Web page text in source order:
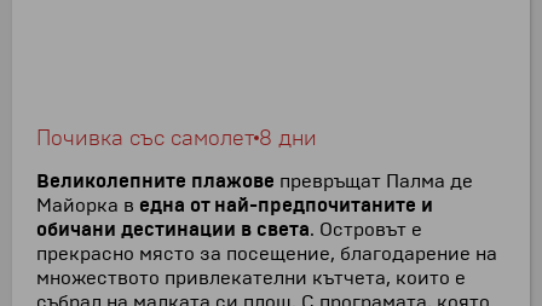
Почивка със самолет 8 дни
Великолепните плажове превръщат Палма де
Майорка в една от най-предпочитаните и
обичани дестинации в света. Островът е
прекрасно място за посещение, благодарение на
множеството привлекателни кътчета, които е